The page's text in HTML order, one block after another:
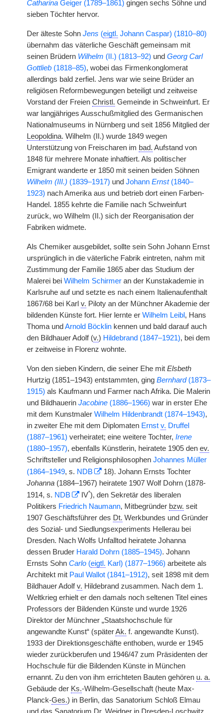
Catharina Geiger (1789–1861) gingen sechs Söhne und
sieben Töchter hervor.
Der älteste Sohn Jens (eigtl. Johann Caspar) (1810–80)
übernahm das väterliche Geschäft gemeinsam mit
seinen Brüdern Wilhelm (II.) (1813–92) und Georg Carl
Gottlieb (1818–85), wobei das Firmenkonglomerat
allerdings bald zerfiel. Jens war wie seine Brüder an
religiösen Reformbewegungen beteiligt und zeitweise
Vorstand der Freien Christl. Gemeinde in Schweinfurt. Er
war langjähriges Ausschußmitglied des Germanischen
Nationalmuseums in Nürnberg und seit 1856 Mitglied der
Leopoldina. Wilhelm (II.) wurde 1849 wegen
Unterstützung von Freischaren im bad. Aufstand von
1848 für mehrere Monate inhaftiert. Als politischer
Emigrant wanderte er 1850 mit seinen beiden Söhnen
Wilhelm (III.) (1839–1917) und Johann Ernst(1840–
1923) nach Amerika aus und betrieb dort einen Farben-
Handel. 1855 kehrte die Familie nach Schweinfurt
zurück, wo Wilhelm (II.) sich der Reorganisation der
Fabriken widmete.
Als Chemiker ausgebildet, sollte sein Sohn Johann Ernst
ursprünglich in die väterliche Fabrik eintreten, nahm mit
Zustimmung der Familie 1865 aber das Studium der
Malerei bei Wilhelm Schirmer an der Kunstakademie in
Karlsruhe auf und setzte es nach einem Italienaufenthalt
1867/68 bei Karl v. Piloty an der Münchner Akademie der
bildenden Künste fort. Hier lernte er Wilhelm Leibl , Hans
Thoma und Arnold Böcklin kennen und bald darauf auch
den Bildhauer Adolf (v.) Hildebrand (1847–1921), bei dem
er zeitweise in Florenz wohnte.
Von den sieben Kindern, die seiner Ehe mit Elsbeth
Hurtzig (1851–1943) entstammten, ging Bernhard(1873–
1915) als Kaufmann und Farmer nach Afrika. Die Malerin
und Bildhauerin Jacobine (1886–1966) war in erster Ehe
mit dem Kunstmaler Wilhelm Hildenbrandt (1874–1943),
in zweiter Ehe mit dem Diplomaten Ernst v. Druffel
(1887–1961) verheiratet; eine weitere Tochter, Irene
(1880–1957), ebenfalls Künstlerin, heiratete 1905 den ev.
Schriftsteller und Religionsphilosophen Johannes Müller
(1864–1949, s. NDB
18). Johann Ernsts Tochter
Johanna (1884–1967) heiratete 1907 Wolf Dohrn (1878-
1914, s. NDB IV*), den Sekretär des liberalen
Politikers Friedrich Naumann, Mitbegründer bzw. seit
1907 Geschäftsführer des Dt. Werkbundes und Gründer
des Sozial- und Siedlungsexperiments Hellerau bei
Dresden. Nach Wolfs Unfalltod heiratete Johanna
dessen Bruder Harald Dohrn (1885–1945). Johann
Ernsts Sohn Carlo (eigtl. Karl) (1877–1966) arbeitete als
Architekt mit Paul Wallot (1841–1912), seit 1898 mit dem
Bildhauer Adolfv. Hildebrand zusammen. Nach dem 1.
Weltkrieg erhielt er den damals noch seltenen Titel eines
Professors der Bildenden Künste und wurde 1926
Direktor der Münchner „Staatshochschule für
angewandte Kunst“ (späterAk. f. angewandte Kunst).
1933 der Direktionsgeschäfte enthoben, wurde er 1945
wieder zurückberufen und 1946/47 zum Präsidenten der
Hochschule für die Bildenden Künste in München
ernannt. Zu den von ihm errichteten Bauten gehören u. a.
Gebäude der Ks.-Wilhelm-Gesellschaft (heute Max-
Planck-Ges.) in Berlin, das Sanatorium Schloß Elmau